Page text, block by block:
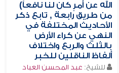
الله عن أمرٍ كان لنا نافعاً)
من طريق رابعة , تابع ذكر
الأحاديث المختلفة في
النهي عن كراء الأرض
بالثلث والربع واختلاف
ألفاظ الناقلين للخبر
للشيخ: عبد المحسن العباد